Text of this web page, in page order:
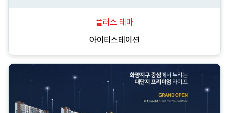
플러스 테마
아이티스테이션